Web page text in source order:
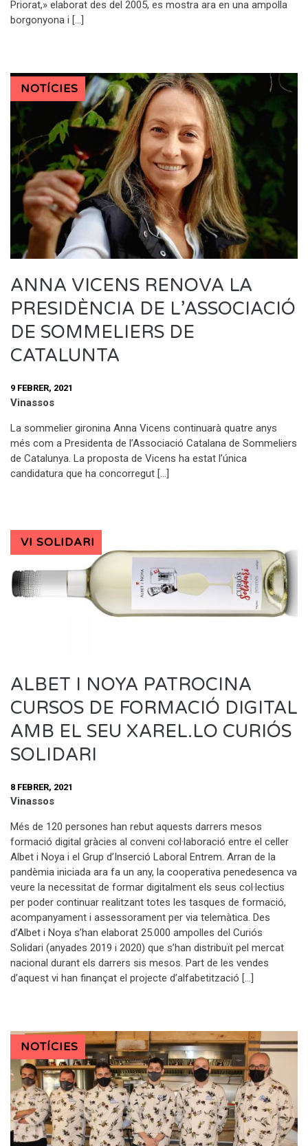
Priorat,» elaborat des del 2005, es mostra ara en una ampolla
borgonyona i […]
NOTÍCIES
ANNA VICENS RENOVA LA
PRESIDÈNCIA DE L’ASSOCIACIÓ
DE SOMMELIERS DE
CATALUNTA
9 FEBRER, 2021
Vinassos
La sommelier gironina Anna Vicens continuarà quatre anys
més com a Presidenta de l’Associació Catalana de Sommeliers
de Catalunya. La proposta de Vicens ha estat l’única
candidatura que ha concorregut […]
VI SOLIDARI
ALBET I NOYA PATROCINA
CURSOS DE FORMACIÓ DIGITAL
AMB EL SEU XAREL.LO CURIÓS
SOLIDARI
8 FEBRER, 2021
Vinassos
Més de 120 persones han rebut aquests darrers mesos
formació digital gràcies al conveni col·laboració entre el celler
Albet i Noya i el Grup d’Inserció Laboral Entrem. Arran de la
pandèmia iniciada ara fa un any, la cooperativa penedesenca va
veure la necessitat de formar digitalment els seus col·lectius
per poder continuar realitzant totes les tasques de formació,
acompanyament i assessorament per via telemàtica. Des
d’Albet i Noya s’han elaborat 25.000 ampolles del Curiós
Solidari (anyades 2019 i 2020) que s’han distribuït pel mercat
nacional durant els darrers sis mesos. Part de les vendes
d’aquest vi han finançat el projecte d’alfabetització […]
NOTÍCIES